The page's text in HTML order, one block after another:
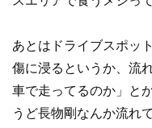
あとはドライブスポッ
傷に浸るというか、流
車で走ってるのか」と
うど長物剛なんか流